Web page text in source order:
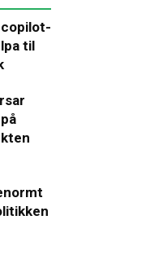
til